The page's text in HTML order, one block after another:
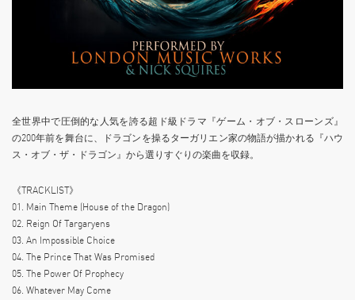
全世界中で圧倒的な人気を誇る超ド級ドラマ『ゲーム・オブ・スローンズ』
の200年前を舞台に、ドラゴンを操るターガリエン家の物語が描かれる『ハウ
ス・オブ・ザ・ドラゴン』から選りすぐりの楽曲を収録。
《TRACKLIST》
01. Main Theme (House of the Dragon)
02. Reign Of Targaryens
03. An Impossible Choice
04. The Prince That Was Promised
05. The Power Of Prophecy
06. Whatever May Come